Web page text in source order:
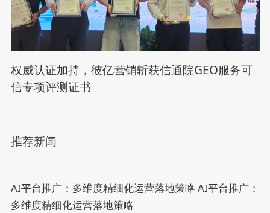
权威认证加持，彼亿营销斩获信通院GEO服务可
信专项评测证书
推荐新闻
AI平台推广：多维度精细化运营落地策略 AI平台推广：
多维度精细化运营落地策略